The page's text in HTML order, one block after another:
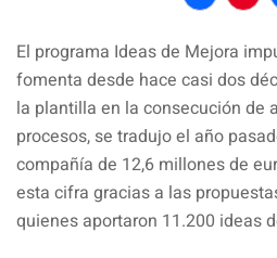
El programa Ideas de Mejora
fomenta desde hace casi dos
la plantilla en la consecución de
procesos, se tradujo el año
compañía de 12,6 millones de
esta cifra gracias a las
quienes aportaron 11.200 ideas